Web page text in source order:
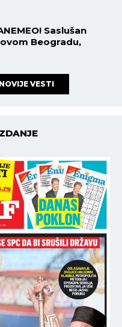
Saslušan
Beogradu,
VESTI